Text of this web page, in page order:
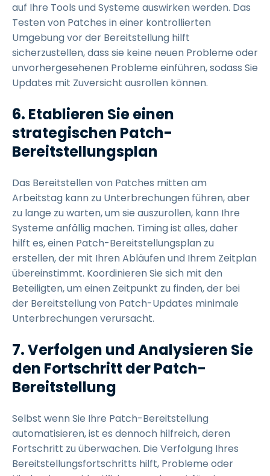
auf Ihre Tools und Systeme auswirken werden. Das
Testen von Patches in einer kontrollierten
Umgebung vor der Bereitstellung hilft
sicherzustellen, dass sie keine neuen Probleme oder
unvorhergesehenen Probleme einführen, sodass Sie
Updates mit Zuversicht ausrollen können.
6. Etablieren Sie einen
strategischen Patch-
Bereitstellungsplan
Das Bereitstellen von Patches mitten am
Arbeitstag kann zu Unterbrechungen führen, aber
zu lange zu warten, um sie auszurollen, kann Ihre
Systeme anfällig machen. Timing ist alles, daher
hilft es, einen Patch-Bereitstellungsplan zu
erstellen, der mit Ihren Abläufen und Ihrem Zeitplan
übereinstimmt. Koordinieren Sie sich mit den
Beteiligten, um einen Zeitpunkt zu finden, der bei
der Bereitstellung von Patch-Updates minimale
Unterbrechungen verursacht.
7.Verfolgen und Analysieren Sie
den Fortschritt der Patch-
Bereitstellung
Selbst wenn Sie Ihre Patch-Bereitstellung
automatisieren, ist es dennoch hilfreich, deren
Fortschritt zu überwachen. Die Verfolgung Ihres
Bereitstellungsfortschritts hilft, Probleme oder